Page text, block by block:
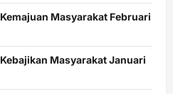
Masyarakat Februari
Masyarakat Januari